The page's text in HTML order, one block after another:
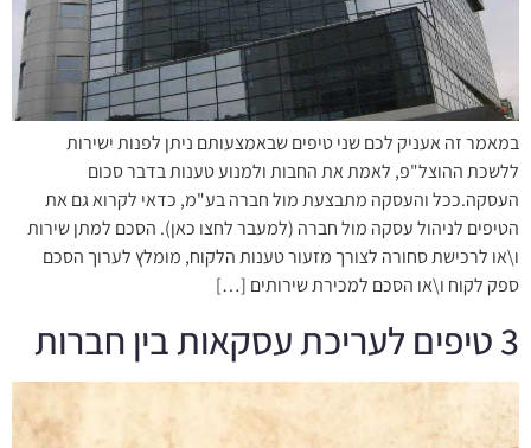
במאמר זה אעניק לכם שני טיפים שבאמצעותם ניתן לפנות ישירות
ללשכת ההוצל"פ, לאמת את החבות ולמנוע טענות בדבר סכום
העסקה.ככל והעסקה מתבצעת מול חברה בע"מ, כדאי לקרוא גם את
הטיפים לניהול עסקה מול חברה (למעבר לחצו כאן). הסכם למתן שירות
ו\או לרכישת סחורה לצורך מזעור טענות הלקוח, מומלץ לערוך הסכם
ספק לקוח ו\או הסכם למכירת שירותים […]
3 טיפים לעריכת עסקאות בין חברות